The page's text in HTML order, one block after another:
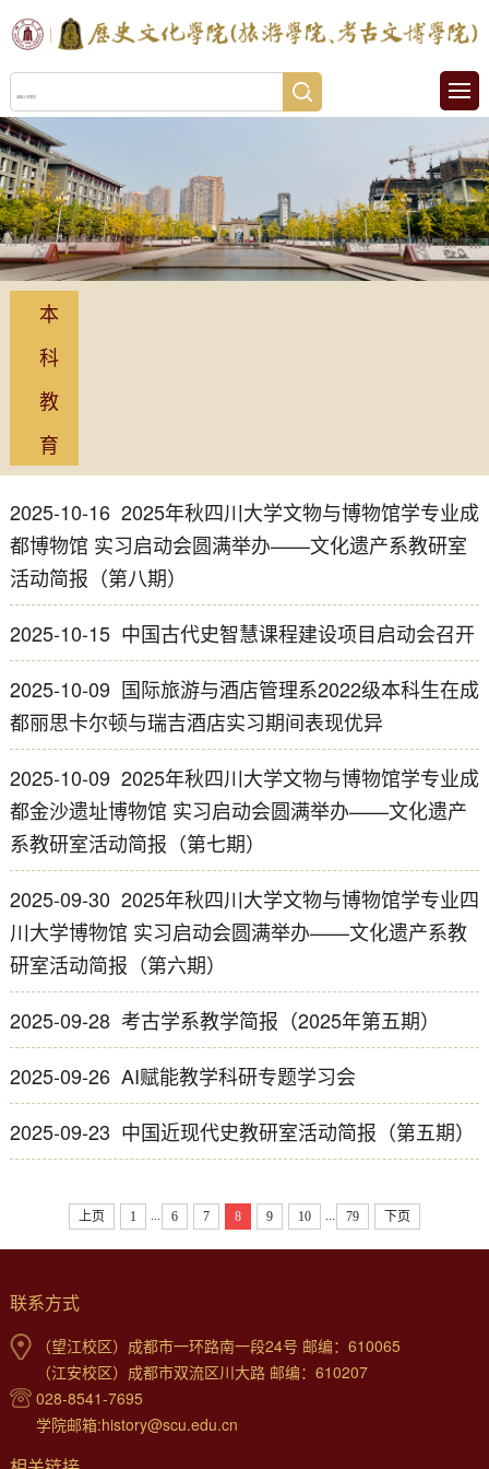
本
科
教
育
2025-10-16 2025年秋四川大学文物与博物馆学专业成
都博物馆 实习启动会圆满举办——文化遗产系教研室
活动简报（第八期）
2025-10-15 中国古代史智慧课程建设项目启动会召开
2025-10-09 国际旅游与酒店管理系2022级本科生在成
都丽思卡尔顿与瑞吉酒店实习期间表现优异
2025-10-09 2025年秋四川大学文物与博物馆学专业成
都金沙遗址博物馆 实习启动会圆满举办——文化遗产
系教研室活动简报（第七期）
2025-09-30 2025年秋四川大学文物与博物馆学专业四
川大学博物馆 实习启动会圆满举办——文化遗产系教
研室活动简报（第六期）
2025-09-28 考古学系教学简报（2025年第五期）
2025-09-26 AI赋能教学科研专题学习会
2025-09-23 中国近现代史教研室活动简报（第五期）
上页 1 6 7 8 9 10 79 下页
联系方式
（望江校区）成都市一环路南一段24号 邮编：610065
（江安校区）成都市双流区川大路 邮编：610207
028-8541-7695
学院邮箱:history@scu.edu.cn